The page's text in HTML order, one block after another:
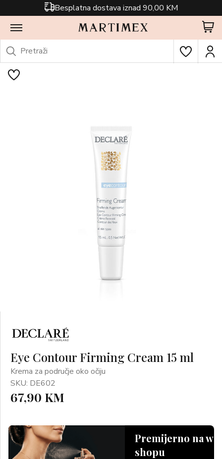
Besplatna dostava iznad 90,00 KM
Eye Contour Firming Cream 15 ml
Krema za područje oko očiju
SKU: DE602
67,90 KM
Premijerno na
shopu